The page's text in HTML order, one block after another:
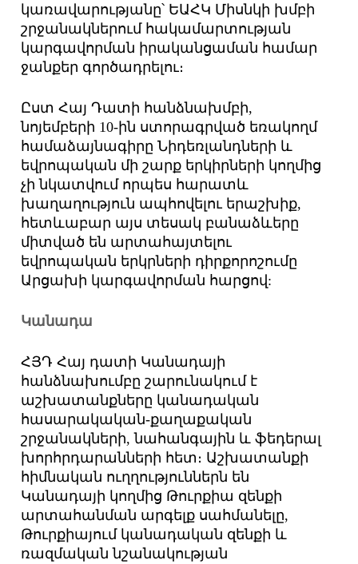
կառավարությանը՝ ԵԱՀԿ Միսնկի խմբի
շրջանակներում հակամարտության
կարգավորման իրականցաման համար
ջանքեր գործադրելու։
Ըստ Հայ Դատի հանձնախմբի,
նոյեմբերի 10-ին ստորագրված եռակողմ
համաձայնագիրը Նիդեռլանդների և
եվրոպական մի շարք երկիրների կողմից
չի նկատվում որպես հարատև
խաղաղություն ապհովելու երաշխիք,
հետևաբար այս տեսակ բանաձևերը
միտված են արտահայտելու
եվրոպական երկրների դիրքորոշումը
Արցախի կարգավորման հարցով:
Կանադա
ՀՅԴ Հայ դատի Կանադայի
հանձնախումբը շարունակում է
աշխատանքները կանադական
հասարակական-քաղաքական
շրջանակների, նահանգային և ֆեդերալ
խորհրդարանների հետ։ Աշխատանքի
հիմնական ուղղություններն են
Կանադայի կողմից Թուրքիա զենքի
արտահանման արգելք սահմանելը,
Թուրքիայում կանադական զենքի և
ռազմական նշանակության